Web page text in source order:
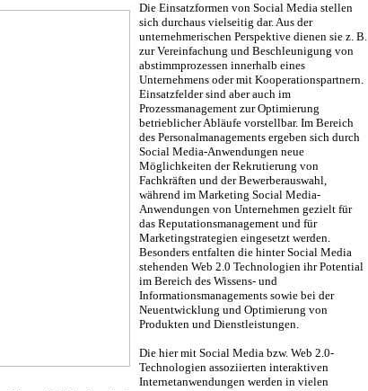
Die Einsatzformen von Social Media stellen
sich durchaus vielseitig dar. Aus der
unternehmerischen Perspektive dienen sie z. B.
zur Vereinfachung und Beschleunigung von
abstimmprozessen innerhalb eines
Unternehmens oder mit Kooperationspartnern.
Einsatzfelder sind aber auch im
Prozessmanagement zur Optimierung
betrieblicher Abläufe vorstellbar. Im Bereich
des Personalmanagements ergeben sich durch
Social Media-Anwendungen neue
Möglichkeiten der Rekrutierung von
Fachkräften und der Bewerberauswahl,
während im Marketing Social Media-
Anwendungen von Unternehmen gezielt für
das Reputationsmanagement und für
Marketingstrategien eingesetzt werden.
Besonders entfalten die hinter Social Media
stehenden Web 2.0 Technologien ihr Potential
im Bereich des Wissens- und
Informationsmanagements sowie bei der
Neuentwicklung und Optimierung von
Produkten und Dienstleistungen.
Die hier mit Social Media bzw. Web 2.0-
Technologien assoziierten interaktiven
Internetanwendungen werden in vielen